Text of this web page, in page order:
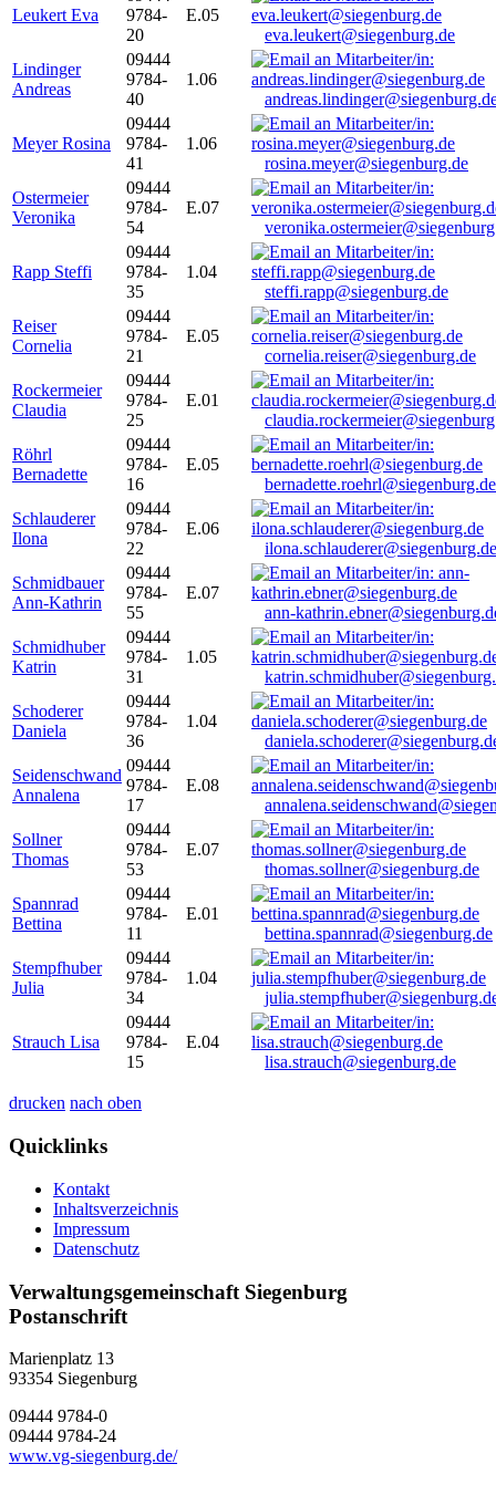
Leukert Eva
9784-
20
E.05
eva.leukert@siegenburg.de
Lindinger
Andreas
09444
9784-
40
1.06
Meyer Rosina
09444
9784-
41
1.06
rosina.meyer@siegenburg.de
Ostermeier
Veronika
09444
9784-
54
E.07
Rapp Steffi
09444
9784-
35
1.04
steffi.rapp@siegenburg.de
Reiser
Cornelia
09444
9784-
21
E.05
cornelia.reiser@siegenburg.de
Rockermeier
Claudia
09444
9784-
25
E.01
Röhrl
Bernadette
09444
9784-
16
E.05
bernadette.roehrl@siegenburg.de
Schlauderer
Ilona
09444
9784-
22
E.06
ilona.schlauderer@siegenburg.de
Schmidbauer
Ann-Kathrin
09444
9784-
55
E.07
ann-
Schmidhuber
Katrin
09444
9784-
31
1.05
Schoderer
Daniela
09444
9784-
36
1.04
Seidenschwand
Annalena
09444
9784-
17
E.08
Sollner
Thomas
09444
9784-
53
E.07
thomas.sollner@siegenburg.de
Spannrad
Bettina
09444
9784-
11
E.01
bettina.spannrad@siegenburg.de
Stempfhuber
Julia
09444
9784-
34
1.04
Strauch Lisa
09444
9784-
15
E.04
lisa.strauch@siegenburg.de
drucken nach oben
Quicklinks
Kontakt
Inhaltsverzeichnis
Impressum
Datenschutz
Verwaltungsgemeinschaft Siegenburg
Postanschrift
Marienplatz 13
93354 Siegenburg
09444 9784-0
09444 9784-24
www.vg-siegenburg.de/